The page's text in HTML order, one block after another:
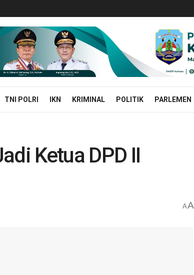
TNI POLRI IKN KRIMINAL POLITIK PARLEMEN
Ketua DPD II
AA